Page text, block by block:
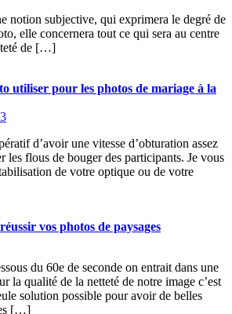
notion subjective, qui exprimera le degré de
elle concernera tout ce qui sera au centre
de […]
utiliser pour les photos de mariage à la
d’avoir une vitesse d’obturation assez
les flous de bouger des participants. Je vous
de votre optique ou de votre
vos photos de paysages
du 60e de seconde on entrait dans une
la qualité de la netteté de notre image c’est
solution possible pour avoir de belles
[…]